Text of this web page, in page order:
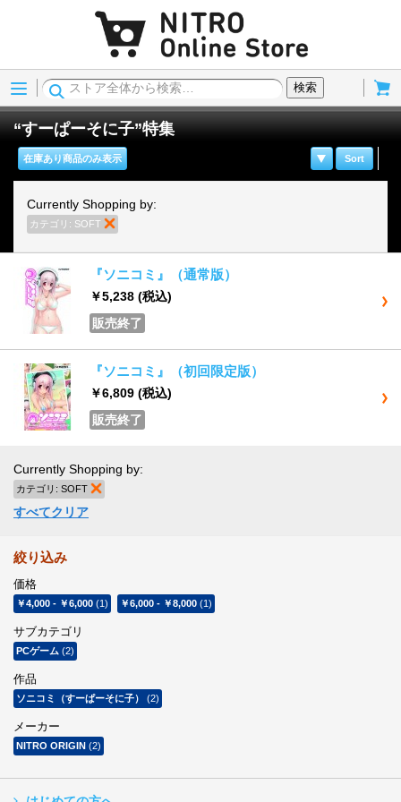
Menu
検索
“すーぱーそに子”特集
Sort
在庫あり商品のみ表示
Currently Shopping by:
カテゴリ: SOFT
『ソニコミ』（通常版）
￥5,238 (税込)
販売終了
『ソニコミ』（初回限定版）
￥6,809 (税込)
販売終了
Currently Shopping by:
カテゴリ: SOFT
すべてクリア
絞り込み
価格
￥4,000 - ￥6,000 (1) ￥6,000 - ￥8,000 (1)
サブカテゴリ
PCゲーム (2)
作品
ソニコミ（すーぱーそに子） (2)
メーカー
NITRO ORIGIN (2)